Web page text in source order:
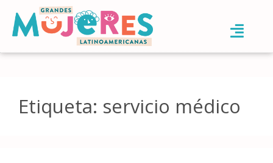
Etiqueta: servicio médico